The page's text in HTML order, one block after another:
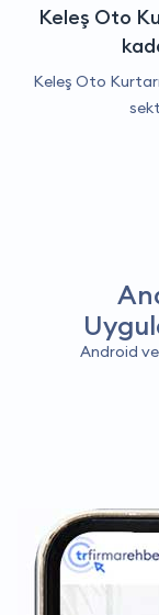
Keleş Oto
Keleş Oto
Android